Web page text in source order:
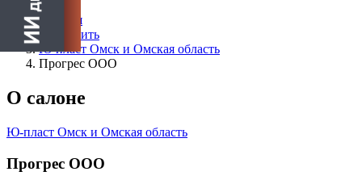
Главная
Где купить
Ю-пласт Омск и Омская область
Прогрес ООО
О салоне
Ю-пласт Омск и Омская область
Прогрес ООО